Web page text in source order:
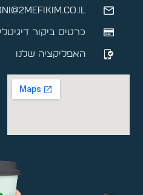
כרטיס ביקור דיגיטלי
האפליקציה שלנו